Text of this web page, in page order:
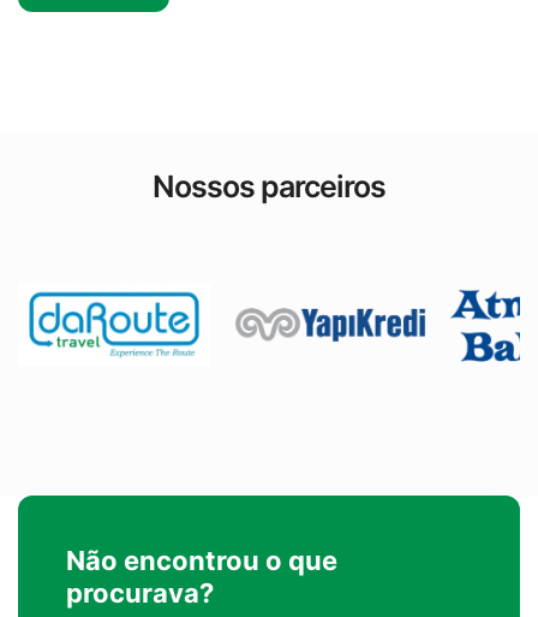
Nossos parceiros
Não encontrou o que
procurava?